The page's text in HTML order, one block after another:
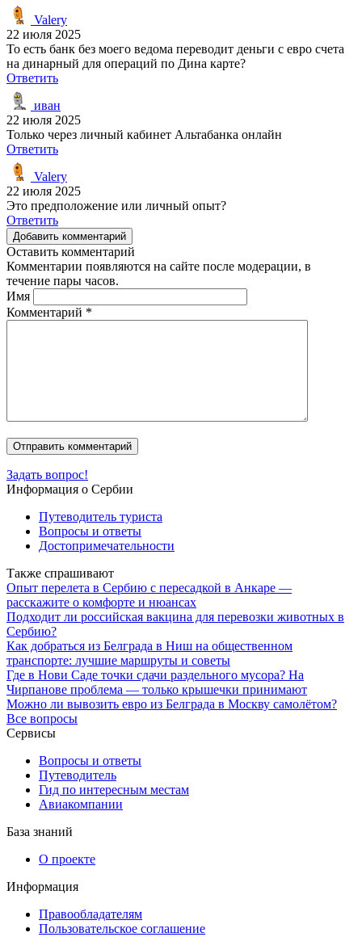
Valery
22 июля 2025
То есть банк без моего ведома переводит деньги с евро счета
на динарный для операций по Дина карте?
Ответить
иван
22 июля 2025
Только через личный кабинет Альтабанка онлайн
Ответить
Valery
22 июля 2025
Это предположение или личный опыт?
Ответить
Добавить комментарий
Оставить комментарий
Комментарии появляются на сайте после модерации, в
течение пары часов.
Имя
Комментарий *
Задать вопрос!
Информация о Сербии
Путеводитель туриста
Вопросы и ответы
Достопримечательности
Также спрашивают
Опыт перелета в Сербию с пересадкой в Анкаре —
расскажите о комфорте и нюансах
Подходит ли российская вакцина для перевозки животных в
Сербию?
Как добраться из Белграда в Ниш на общественном
транспорте: лучшие маршруты и советы
Где в Нови Саде точки сдачи раздельного мусора? На
Чирпанове проблема — только крышечки принимают
Можно ли вывозить евро из Белграда в Москву самолётом?
Все вопросы
Сервисы
Вопросы и ответы
Путеводитель
Гид по интересным местам
Авиакомпании
База знаний
О проекте
Информация
Правообладателям
Пользовательское соглашение